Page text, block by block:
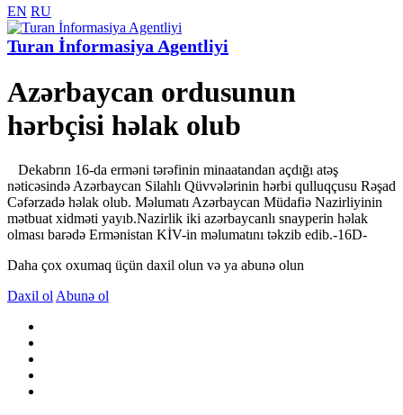
EN RU
Turan İnformasiya Agentliyi
Azərbaycan ordusunun
hərbçisi həlak olub
Dekabrın 16-da erməni tərəfinin minaatandan açdığı atəş
nəticəsində Azərbaycan Silahlı Qüvvələrinin hərbi qulluqçusu Rəşad
Cəfərzadə həlak olub. Məlumatı Azərbaycan Müdafiə Nazirliyinin
mətbuat xidməti yayıb.Nazirlik iki azərbaycanlı snayperin həlak
olması barədə Ermənistan KİV-in məlumatını təkzib edib.-16D-
Daha çox oxumaq üçün daxil olun və ya abunə olun
Daxil ol Abunə ol